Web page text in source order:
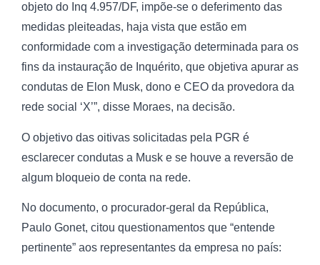
objeto do Inq 4.957/DF, impõe-se o deferimento das
medidas pleiteadas, haja vista que estão em
conformidade com a investigação determinada para os
fins da instauração de Inquérito, que objetiva apurar as
condutas de Elon Musk, dono e CEO da provedora da
rede social ‘X’”, disse Moraes, na decisão.
O objetivo das oitivas solicitadas pela PGR é
esclarecer condutas a Musk e se houve a reversão de
algum bloqueio de conta na rede.
No documento, o procurador-geral da República,
Paulo Gonet, citou questionamentos que “entende
pertinente” aos representantes da empresa no país: